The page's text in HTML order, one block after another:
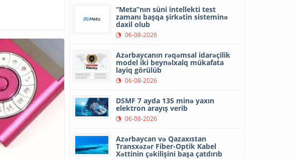
“Meta”nın süni intellekti test
zamanı başqa şirkətin sisteminə
daxil olub
06-08-2026
Azərbaycanın rəqəmsal idarəçilik
model iki beynəlxalq mükafata
layiq görülüb
06-08-2026
DSMF 7 ayda 135 minə yaxın
elektron arayış verib
06-08-2026
Azərbaycan və Qazaxıstan
Transxəzər Fiber-Optik Kabel
Xəttinin çəkilişini başa çatdırıb